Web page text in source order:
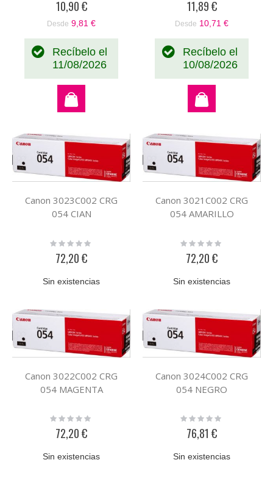
10,90 €
Desde 9,81 €
Recíbelo el
11/08/2026
11,89 €
Desde 10,71 €
Recíbelo el
10/08/2026
Canon 3023C002 CRG
054 CIAN
Rating:
72,20 €
Sin existencias
Canon 3021C002 CRG
054 AMARILLO
Rating:
72,20 €
Sin existencias
Canon 3022C002 CRG
054 MAGENTA
Rating:
72,20 €
Sin existencias
Canon 3024C002 CRG
054 NEGRO
Rating:
76,81 €
Sin existencias